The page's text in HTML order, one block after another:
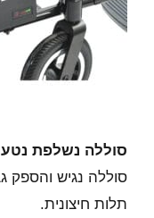
סוללה נשלפת
סוללה נגיש והספק
תלות חיצונית.